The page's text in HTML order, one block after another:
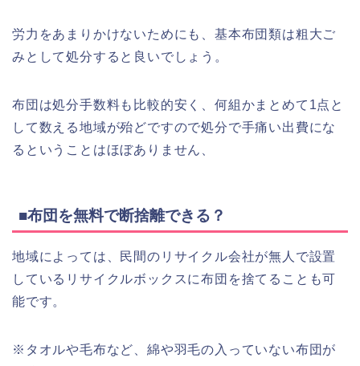
労力をあまりかけないためにも、基本布団類は粗大ご
みとして処分すると良いでしょう。
布団は処分手数料も比較的安く、何組かまとめて1点と
して数える地域が殆どですので処分で手痛い出費にな
るということはほぼありません、
■布団を無料で断捨離できる？
地域によっては、民間のリサイクル会社が無人で設置
しているリサイクルボックスに布団を捨てることも可
能です。
※タオルや毛布など、綿や羽毛の入っていない布団が